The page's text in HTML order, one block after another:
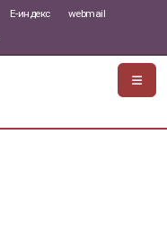
Е-индекс webmail